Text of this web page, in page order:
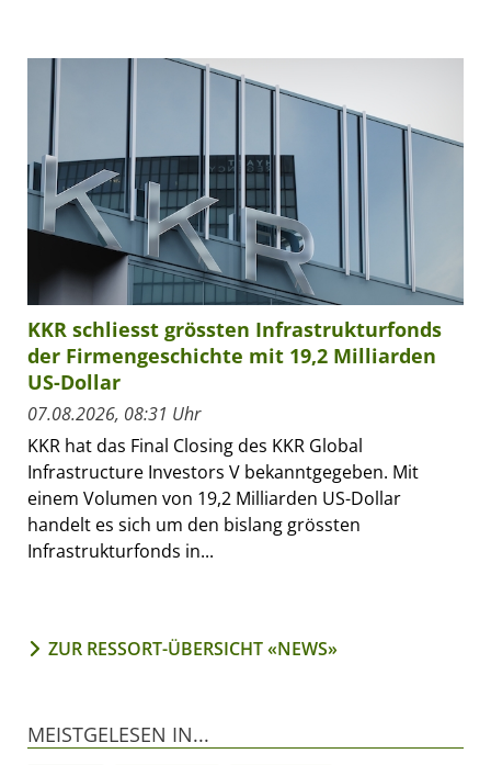
KKR schliesst grössten Infrastrukturfonds
der Firmengeschichte mit 19,2 Milliarden
US-Dollar
07.08.2026, 08:31 Uhr
KKR hat das Final Closing des KKR Global
Infrastructure Investors V bekanntgegeben. Mit
einem Volumen von 19,2 Milliarden US-Dollar
handelt es sich um den bislang grössten
Infrastrukturfonds in...
ZUR RESSORT-ÜBERSICHT «NEWS»
MEISTGELESEN IN...